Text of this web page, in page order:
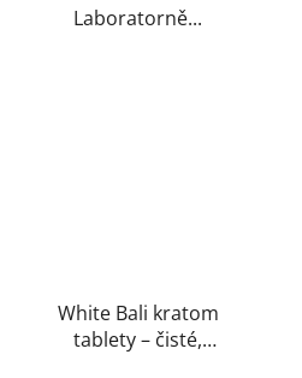
Laboratorně...
White Bali kratom
tablety – čisté,